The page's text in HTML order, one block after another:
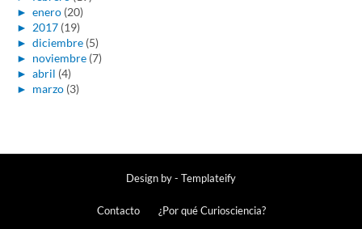
► enero (20)
► 2017 (19)
► diciembre (5)
► noviembre (7)
► abril (4)
► marzo (3)
Design by - Templateify
Contacto ¿Por qué Curiosciencia?